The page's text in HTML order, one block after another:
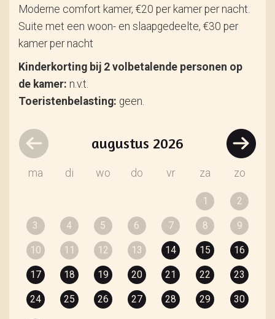
Moderne comfort kamer, €20 per kamer per nacht.
Suite met een woon- en slaapgedeelte, €30 per
kamer per nacht
Kinderkorting bij 2 volbetalende personen op
de kamer: n.v.t.
Toeristenbelasting: geen.
augustus 2026
ma di wo do vr za zo
1 2
3 4 5 6 7 8 9
10 11 12 13 14 15 16
17 18 19 20 21 22 23
24 25 26 27 28 29 30